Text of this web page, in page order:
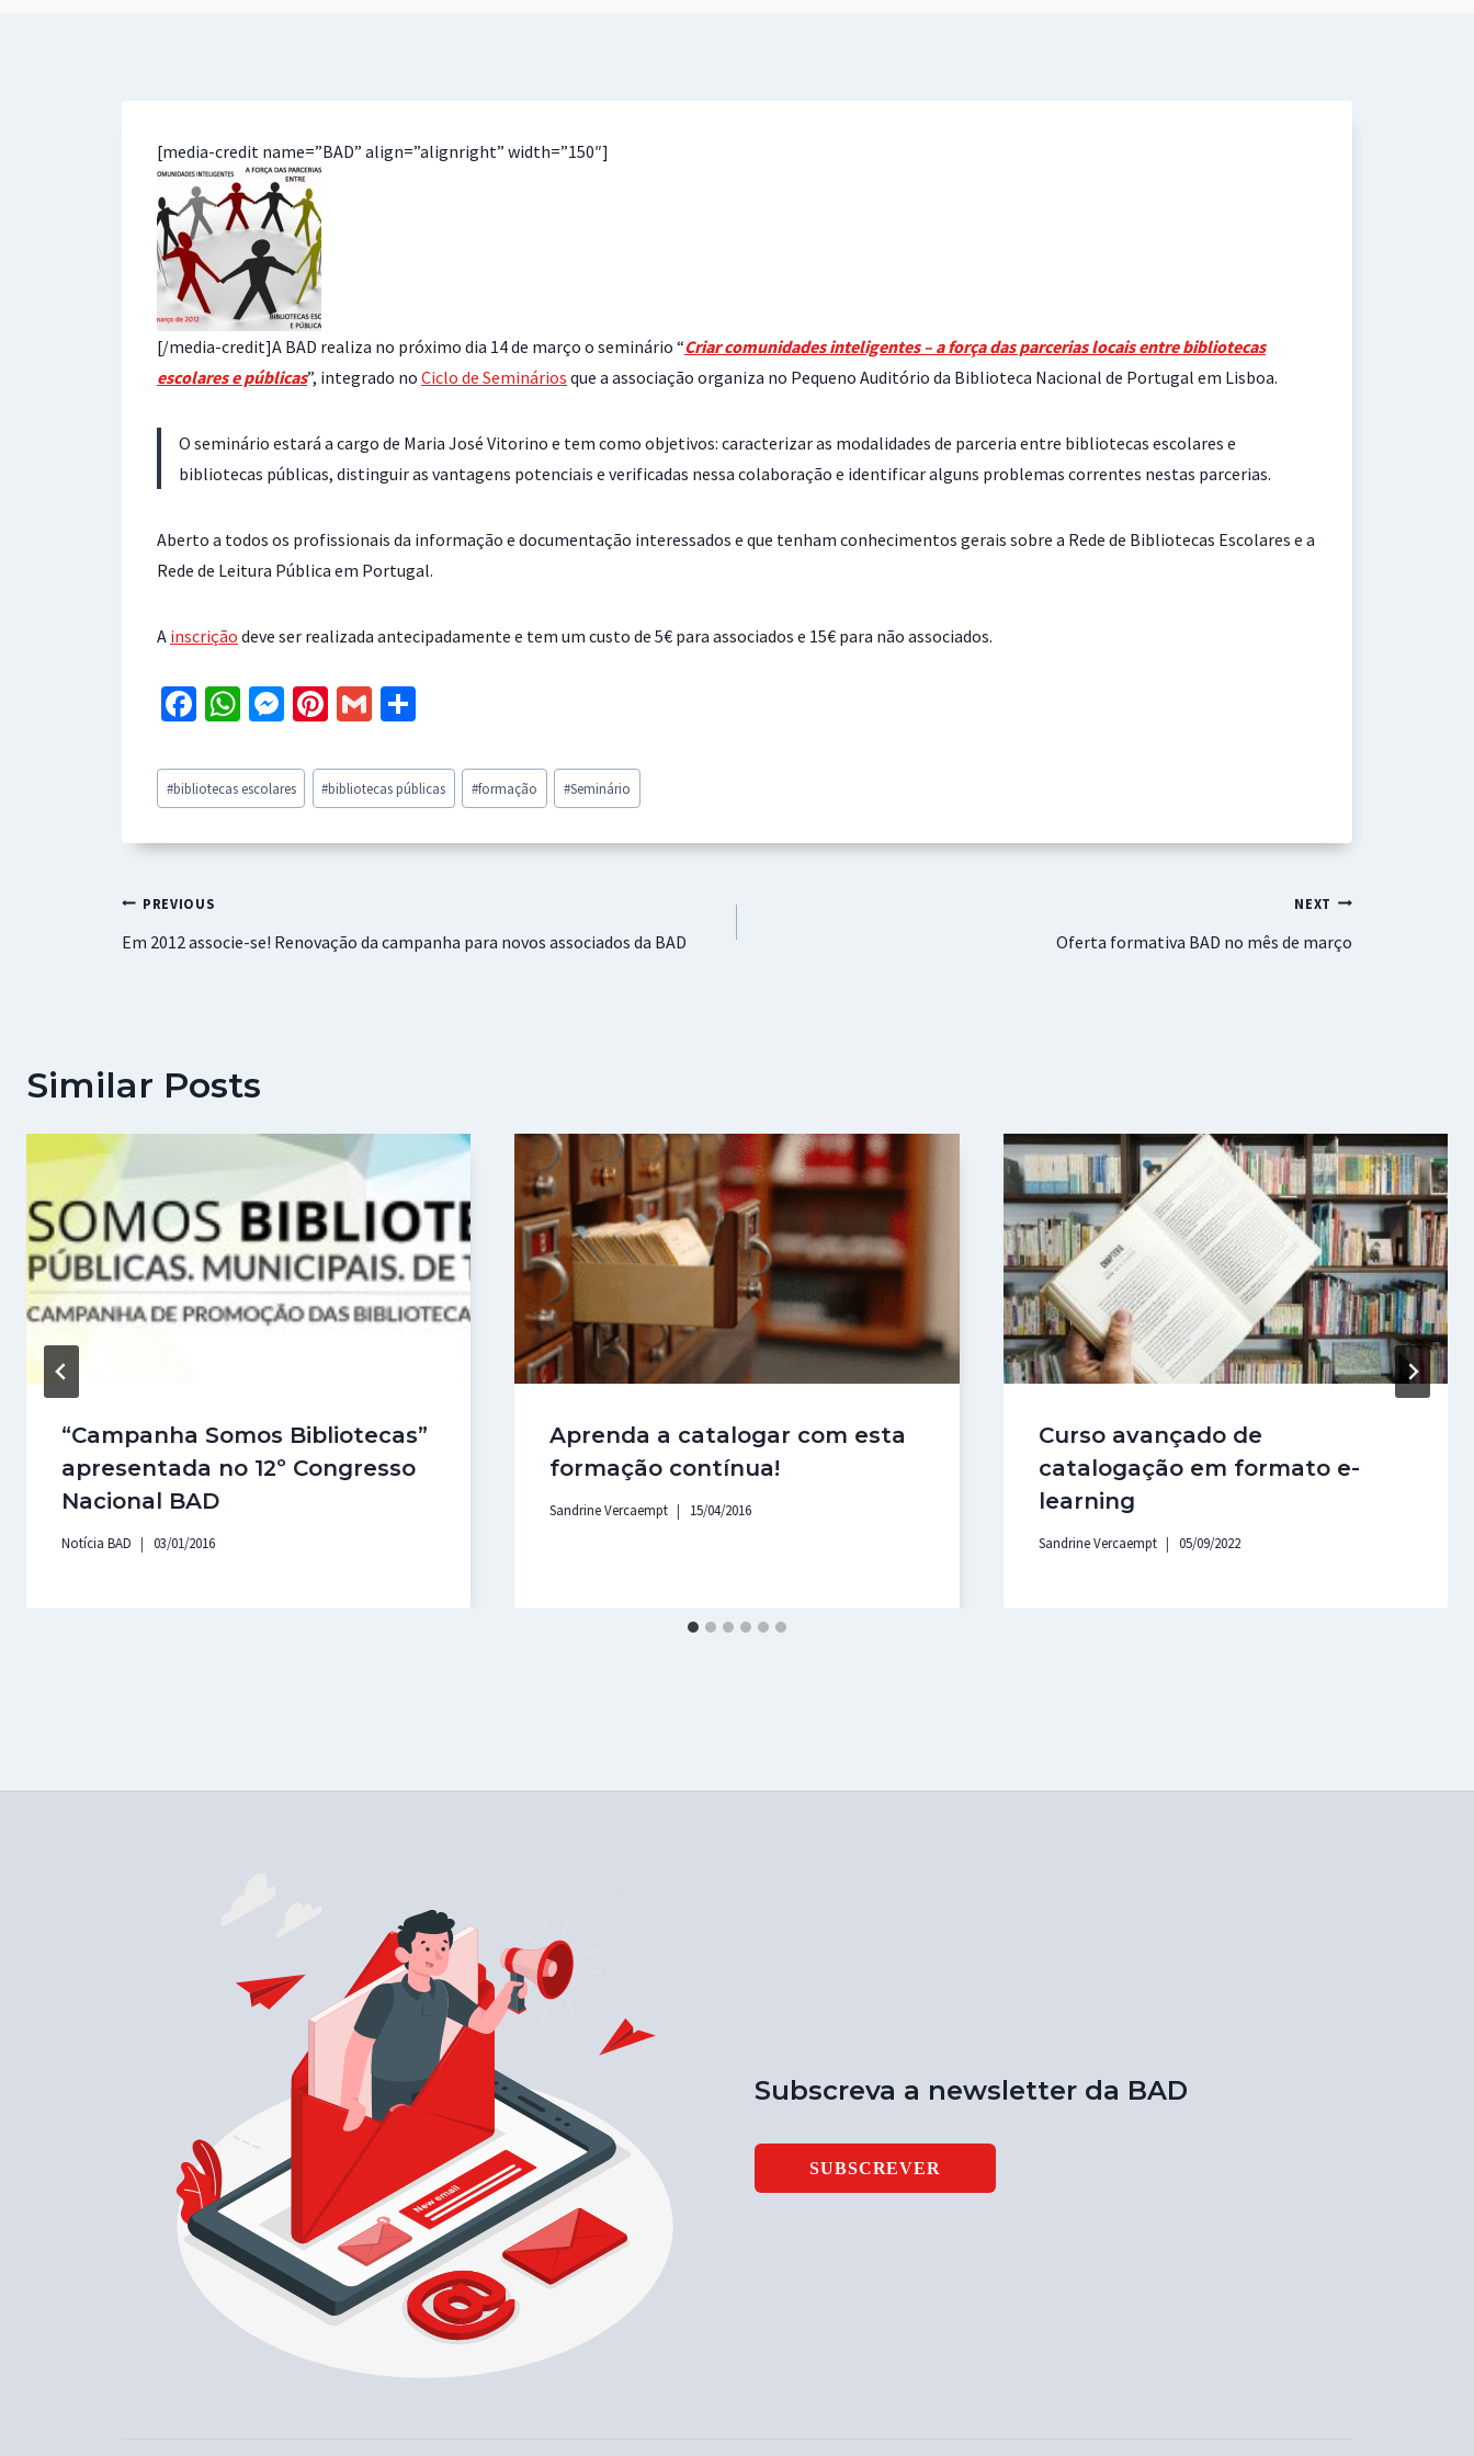
[media-credit name=”BAD” align=”alignright” width=”150″]
[/media-credit]A BAD realiza no próximo dia 14 de março o seminário “Criar comunidades inteligentes – a força das parcerias locais entre bibliotecas
escolares e públicas”, integrado no Ciclo de Seminários que a associação organiza no Pequeno Auditório da Biblioteca Nacional de Portugal em Lisboa.
O seminário estará a cargo de Maria José Vitorino e tem como objetivos: caracterizar as modalidades de parceria entre bibliotecas escolares e
bibliotecas públicas, distinguir as vantagens potenciais e verificadas nessa colaboração e identificar alguns problemas correntes nestas parcerias.
Aberto a todos os profissionais da informação e documentação interessados e que tenham conhecimentos gerais sobre a Rede de Bibliotecas Escolares e a
Rede de Leitura Pública em Portugal.
A inscrição deve ser realizada antecipadamente e tem um custo de 5€ para associados e 15€ para não associados.
Fa
b
o
o
W
at
sA
p
M
se
n
ge
Pi
er
es
t
G
ai
l
ar
e
Post
Tags:
#bibliotecas escolares #bibliotecas públicas #formação #Seminário
Navegação
de
PREVIOUS
Em 2012 associe-se! Renovação da campanha para novos associados da BAD
NEXT
Oferta formativa BAD no mês de março
Similar Posts
“Campanha Somos Bibliotecas”
apresentada no 12º Congresso
Nacional BAD
Notícia BAD 03/01/2016
Aprenda a catalogar com esta
formação contínua!
Sandrine Vercaempt 15/04/2016
Curso avançado de
catalogação em formato e-
learning
Sandrine Vercaempt 05/09/2022
Subscreva a newsletter da BAD
SUBSCREVER